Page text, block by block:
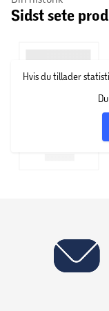
Sidst sete
Hvis du tillader